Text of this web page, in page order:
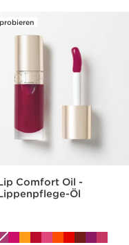
Comfort Oil -
Öl